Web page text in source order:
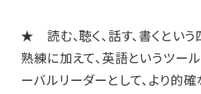
★ 読む、聴く、話す、書くとい
熟練に加えて、英語というツール
ーバルリーダーとして、より的確